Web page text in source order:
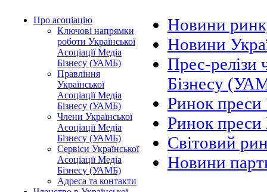
Про асоціацію
Ключові напрямки
роботи Української
Асоціації Медіа
Бізнесу (УАМБ)
Правління
Української
Асоціації Медіа
Бізнесу (УАМБ)
Члени Української
Асоціації Медіа
Бізнесу (УАМБ)
Сервіси Української
Асоціації Медіа
Бізнесу (УАМБ)
Адреса та контакти
Новини
Новини
Прес-релізи
Бізнесу
Ринок преси
Ринок преси
Світовий
Новини